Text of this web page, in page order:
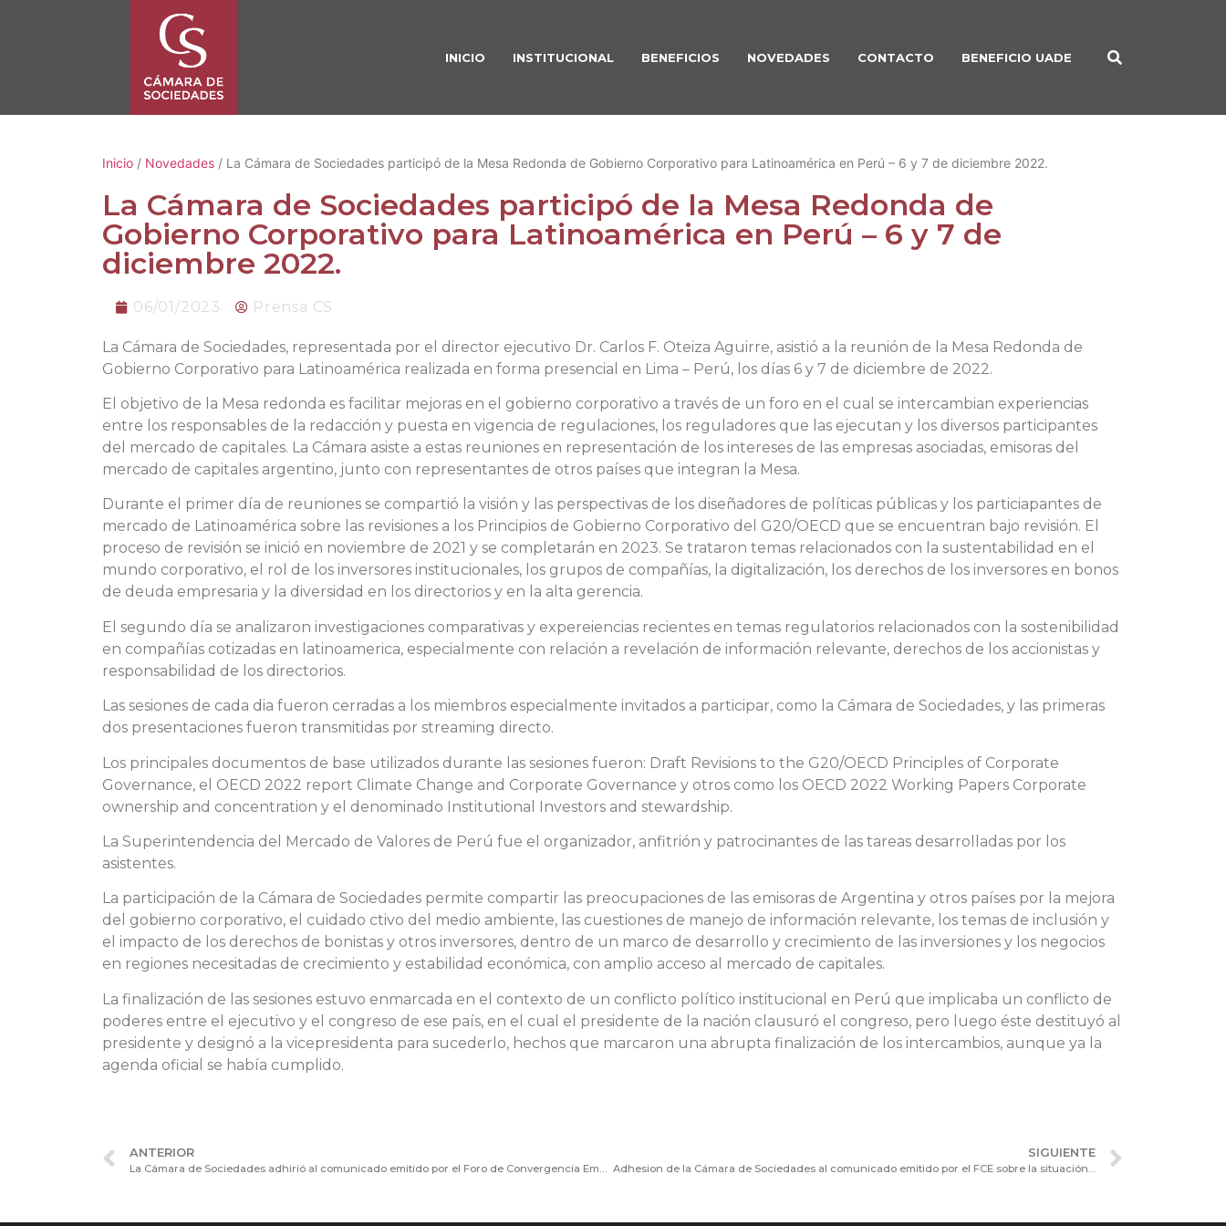
INICIO INSTITUCIONAL BENEFICIOS NOVEDADES CONTACTO BENEFICIO UADE
Inicio / Novedades / La Cámara de Sociedades participó de la Mesa Redonda de Gobierno Corporativo para Latinoamérica en Perú – 6 y 7 de diciembre 2022.
La Cámara de Sociedades participó de la Mesa Redonda de
Gobierno Corporativo para Latinoamérica en Perú – 6 y 7 de
diciembre 2022.
06/01/2023 Prensa CS
La Cámara de Sociedades, representada por el director ejecutivo Dr. Carlos F. Oteiza Aguirre, asistió a la reunión de la Mesa Redonda de
Gobierno Corporativo para Latinoamérica realizada en forma presencial en Lima – Perú, los días 6 y 7 de diciembre de 2022.
El objetivo de la Mesa redonda es facilitar mejoras en el gobierno corporativo a través de un foro en el cual se intercambian experiencias
entre los responsables de la redacción y puesta en vigencia de regulaciones, los reguladores que las ejecutan y los diversos participantes
del mercado de capitales. La Cámara asiste a estas reuniones en representación de los intereses de las empresas asociadas, emisoras del
mercado de capitales argentino, junto con representantes de otros países que integran la Mesa.
Durante el primer día de reuniones se compartió la visión y las perspectivas de los diseñadores de políticas públicas y los particiapantes de
mercado de Latinoamérica sobre las revisiones a los Principios de Gobierno Corporativo del G20/OECD que se encuentran bajo revisión. El
proceso de revisión se inició en noviembre de 2021 y se completarán en 2023. Se trataron temas relacionados con la sustentabilidad en el
mundo corporativo, el rol de los inversores institucionales, los grupos de compañías, la digitalización, los derechos de los inversores en bonos
de deuda empresaria y la diversidad en los directorios y en la alta gerencia.
El segundo día se analizaron investigaciones comparativas y expereiencias recientes en temas regulatorios relacionados con la sostenibilidad
en compañías cotizadas en latinoamerica, especialmente con relación a revelación de información relevante, derechos de los accionistas y
responsabilidad de los directorios.
Las sesiones de cada dia fueron cerradas a los miembros especialmente invitados a participar, como la Cámara de Sociedades, y las primeras
dos presentaciones fueron transmitidas por streaming directo.
Los principales documentos de base utilizados durante las sesiones fueron: Draft Revisions to the G20/OECD Principles of Corporate
Governance, el OECD 2022 report Climate Change and Corporate Governance y otros como los OECD 2022 Working Papers Corporate
ownership and concentration y el denominado Institutional Investors and stewardship.
La Superintendencia del Mercado de Valores de Perú fue el organizador, anfitrión y patrocinantes de las tareas desarrolladas por los
asistentes.
La participación de la Cámara de Sociedades permite compartir las preocupaciones de las emisoras de Argentina y otros países por la mejora
del gobierno corporativo, el cuidado ctivo del medio ambiente, las cuestiones de manejo de información relevante, los temas de inclusión y
el impacto de los derechos de bonistas y otros inversores, dentro de un marco de desarrollo y crecimiento de las inversiones y los negocios
en regiones necesitadas de crecimiento y estabilidad económica, con amplio acceso al mercado de capitales.
La finalización de las sesiones estuvo enmarcada en el contexto de un conflicto político institucional en Perú que implicaba un conflicto de
poderes entre el ejecutivo y el congreso de ese país, en el cual el presidente de la nación clausuró el congreso, pero luego éste destituyó al
presidente y designó a la vicepresidenta para sucederlo, hechos que marcaron una abrupta finalización de los intercambios, aunque ya la
agenda oficial se había cumplido.
ANTERIOR
La Cámara de Sociedades adhirió al comunicado emitido por el Foro de Convergencia Empresarial (FCE) repudiando el anuncio del Poder Ejecutivo
SIGUIENTE
Adhesion de la Cámara de Sociedades al comunicado emitido por el FCE sobre la situación en Brasil.